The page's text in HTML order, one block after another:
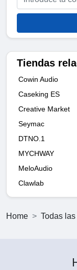
Tiendas
Cowin Audio
Caseking ES
Creative Market
Seymac
DTNO.1
MYCHWAY
MeloAudio
Clawlab
Home Todas